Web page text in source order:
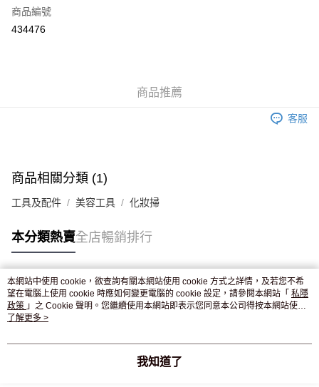
Apple Pay
付款後門市自取，訂單確認後2-4個工作天到店，7天內取。逾期後
商品編號
434476
商品推薦
客服
商品相關分類 (1)
工具及配件 美容工具 化妝掃
本分類熱賣全店暢銷排行
熱門標籤
熱銷排行
本網站中使用 cookie，欲查詢有關本網站使用 cookie 方式之詳情，及若您不希
望在電腦上使用 cookie 時應如何變更電腦的 cookie 設定，請參閱本網站「 私隱
政策 」之 Cookie 聲明。您繼續使用本網站即表示您同意本公司得按本網站使用
條款之 Cookie 聲明使用 cookie。
了解更多 >
我知道了